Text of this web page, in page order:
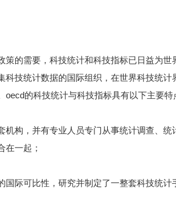
策的需要，科技统计和科技指标已日益为
科技统计数据的国际组织，在世界科技统
oecd的科技统计与科技指标具有以下主要特
机构，并有专业人员专门从事统计调查、
在一起；
国际可比性，研究并制定了一整套科技统